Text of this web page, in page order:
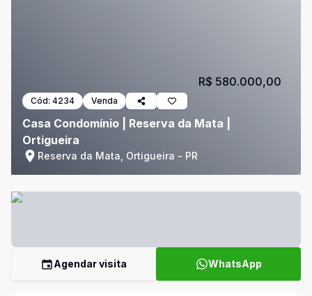
Cód: 4234 Venda
Casa Condomínio | Reserva da Mata |
Ortigueira
Reserva da Mata, Ortigueira - PR
R$ 580.000,00
Agendar visita WhatsApp